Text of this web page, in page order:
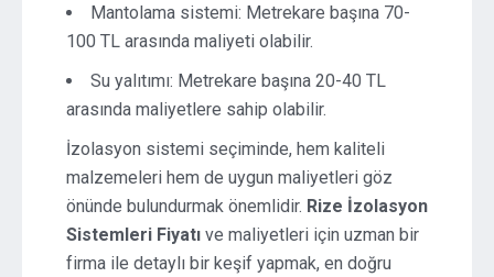
Mantolama sistemi: Metrekare başına 70-
100 TL arasında maliyeti olabilir.
Su yalıtımı: Metrekare başına 20-40 TL
arasında maliyetlere sahip olabilir.
İzolasyon sistemi seçiminde, hem kaliteli
malzemeleri hem de uygun maliyetleri göz
önünde bulundurmak önemlidir. Rize İzolasyon
Sistemleri Fiyatı ve maliyetleri için uzman bir
firma ile detaylı bir keşif yapmak, en doğru